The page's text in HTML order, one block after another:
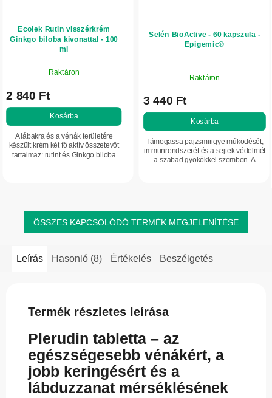
Ecolek Rutin visszérkrém
Ginkgo biloba kivonattal - 100
ml
Raktáron
2 840 Ft
Kosárba
A lábakra és a vénák területére
készült krém két fő aktív összetevőt
tartalmaz: rutint és Ginkgo biloba
Selén BioActive - 60 kapszula -
Epigemic®
Raktáron
3 440 Ft
Kosárba
Támogassa pajzsmirigye működését,
immunrendszerét és a sejtek védelmét
a szabad gyökökkel szemben. A
ÖSSZES KAPCSOLÓDÓ TERMÉK MEGJELENÍTÉSE
Leírás Hasonló (8) Értékelés Beszélgetés
Termék részletes leírása
Plerudin tabletta – az
egészségesebb vénákért, a
jobb keringésért és a
lábduzzanat mérséklésének